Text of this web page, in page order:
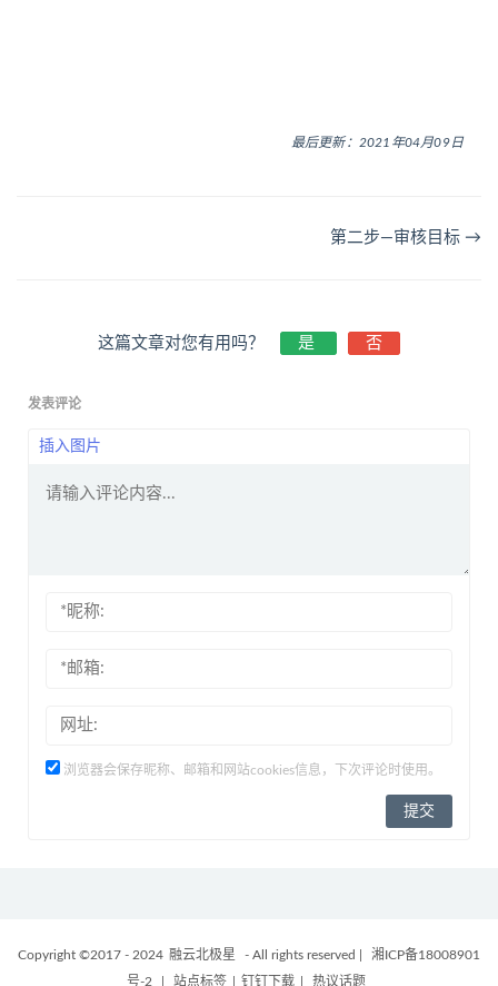
最后更新：2021年04月09日
第二步—审核目标 →
这篇文章对您有用吗？ 是 否
发表评论
插入图片
浏览器会保存昵称、邮箱和网站cookies信息，下次评论时使用。
Copyright ©2017 - 2024 融云北极星 - All rights reserved
湘ICP备18008901
号-2
站点标签 钉钉下载 热议话题